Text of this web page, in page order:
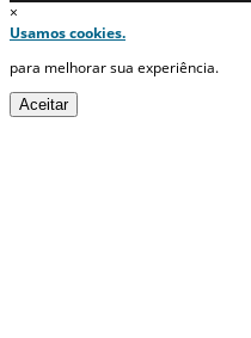
×
Usamos cookies.
para melhorar sua experiência.
Aceitar